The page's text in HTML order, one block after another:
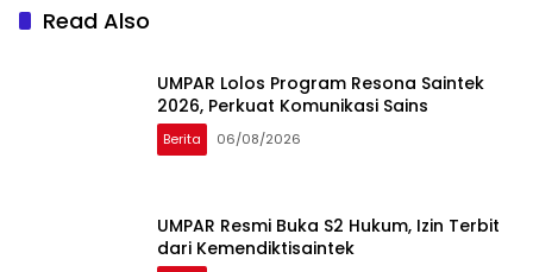
Read Also
UMPAR Lolos Program Resona Saintek
2026, Perkuat Komunikasi Sains
Berita 06/08/2026
UMPAR Resmi Buka S2 Hukum, Izin Terbit
dari Kemendiktisaintek